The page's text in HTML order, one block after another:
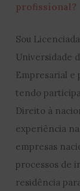
profissional?
Sou
Universidade
Empresarial e
tendo
Direito à
experiência
empresas
processos de
residência